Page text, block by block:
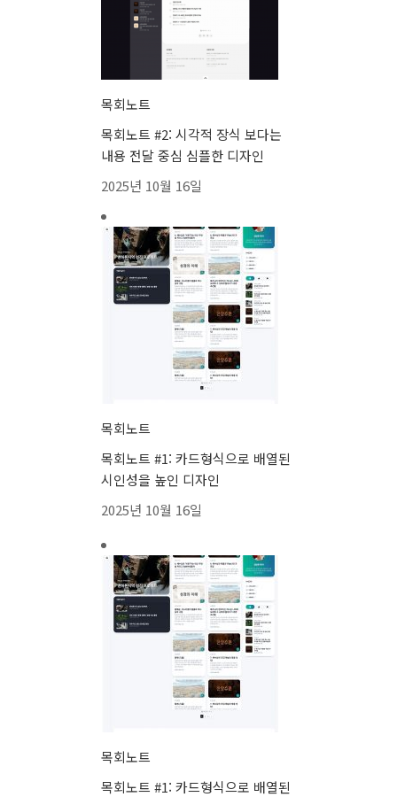
목회노트
목회노트 #2: 시각적 장식 보다는
내용 전달 중심 심플한 디자인
2025년 10월 16일
목회노트
목회노트 #1: 카드형식으로 배열된
시인성을 높인 디자인
2025년 10월 16일
목회노트
목회노트 #1: 카드형식으로 배열된